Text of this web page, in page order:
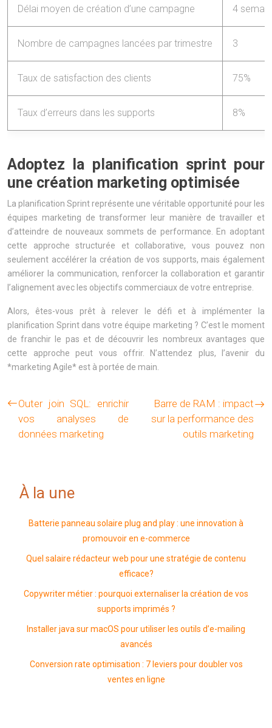
Délai moyen de création d’une campagne 4
Nombre de campagnes lancées par trimestre 3
Taux de satisfaction des clients 75%
Taux d’erreurs dans les supports 8%
Adoptez la planification sprint pour
une création marketing optimisée
La planification Sprint représente une véritable opportunité pour les
équipes marketing de transformer leur manière de travailler et
d’atteindre de nouveaux sommets de performance. En adoptant
cette approche structurée et collaborative, vous pouvez non
seulement accélérer la création de vos supports, mais également
améliorer la communication, renforcer la collaboration et garantir
l’alignement avec les objectifs commerciaux de votre entreprise.
Alors, êtes-vous prêt à relever le défi et à implémenter la
planification Sprint dans votre équipe marketing ? C’est le moment
de franchir le pas et de découvrir les nombreux avantages que
cette approche peut vous offrir. N’attendez plus, l’avenir du
*marketing Agile* est à portée de main.
Outer join SQL: enrichir
vos analyses de
données marketing
Barre de RAM : impact
sur la performance des
outils marketing
À la une
Batterie panneau solaire plug and play : une innovation à
promouvoir en e-commerce
Quel salaire rédacteur web pour une stratégie de contenu
efficace?
Copywriter métier : pourquoi externaliser la création de vos
supports imprimés ?
Installer java sur macOS pour utiliser les outils d’e-mailing
avancés
Conversion rate optimisation : 7 leviers pour doubler vos
ventes en ligne